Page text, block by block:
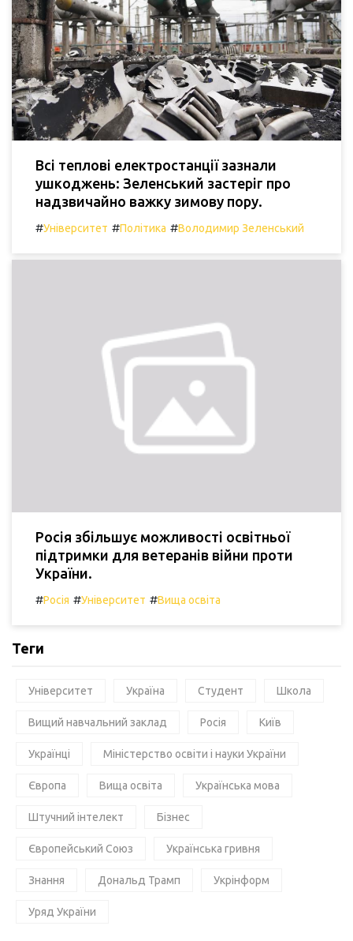
Всі теплові електростанції зазнали
ушкоджень: Зеленський застеріг про
надзвичайно важку зимову пору.
#Університет #Політика #Володимир Зеленський
Росія збільшує можливості освітньої
підтримки для ветеранів війни проти
України.
#Росія #Університет #Вища освіта
Теги
Університет Україна Студент Школа
Вищий навчальний заклад Росія Київ
Українці Міністерство освіти і науки України
Європа Вища освіта Українська мова
Штучний інтелект Бізнес
Європейський Союз Українська гривня
Знання Дональд Трамп Укрінформ
Уряд України